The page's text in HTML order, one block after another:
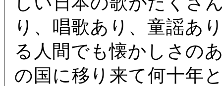
り、唱歌あり、童謡あ
る人間でも懐かしさの
の国に移り来て何十年